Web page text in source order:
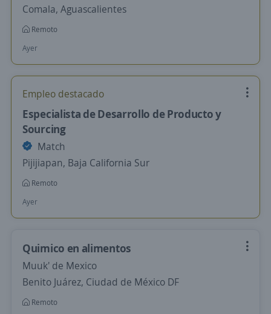
Comala, Aguascalientes
Remoto
Ayer
Empleo destacado
Especialista de Desarrollo de Producto y
Sourcing
Match
Pijijiapan, Baja California Sur
Remoto
Ayer
Quimico en alimentos
Muuk' de Mexico
Benito Juárez, Ciudad de México DF
Remoto